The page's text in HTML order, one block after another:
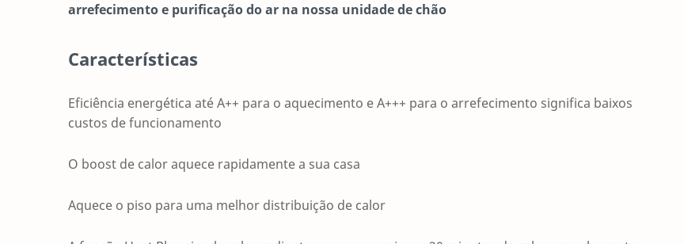
arrefecimento e purificação do ar na nossa unidade de chão
Características
Eficiência energética até A++ para o aquecimento e A+++ para o arrefecimento significa baixos
custos de funcionamento
O boost de calor aquece rapidamente a sua casa
Aquece o piso para uma melhor distribuição de calor